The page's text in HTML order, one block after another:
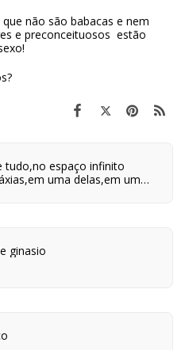
não são babacas e nem
e preconceituosos estão
tudo,no espaço infinito
uma delas,em um
ginasio